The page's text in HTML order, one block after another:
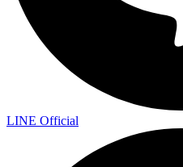
LINE Official